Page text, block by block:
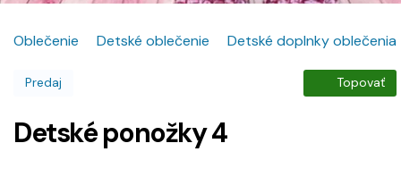
Oblečenie Detské oblečenie Detské doplnky oblečenia
Predaj Topovať
Detské ponožky 4